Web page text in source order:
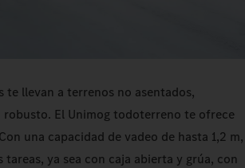
te llevan a terrenos no asentados,
robusto. El Unimog todoterreno te ofrece
una capacidad de vadeo de hasta 1,2 m,
ya sea con caja abierta y grúa, con